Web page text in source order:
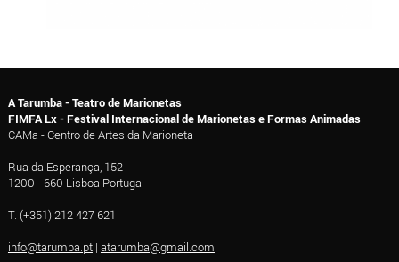
A Tarumba - Teatro de Marionetas
FIMFA Lx - Festival Internacional de Marionetas e Formas Animadas
CAMa - Centro de Artes da Marioneta
Rua da Esperança, 152
1200 - 660 Lisboa Portugal
T. (+351) 212 427 621
info@tarumba.pt| atarumba@gmail.com